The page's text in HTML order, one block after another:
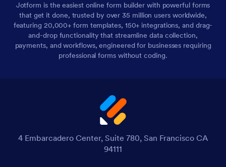
Jotform is the easiest online form builder with powerful forms
that get it done, trusted by over 35 million users worldwide,
featuring 20,000+ form templates, 150+ integrations, and drag-
and-drop functionality that streamline data collection,
payments, and workflows, engineered for businesses requiring
professional forms without coding.
4 Embarcadero Center, Suite 780, San Francisco CA
94111